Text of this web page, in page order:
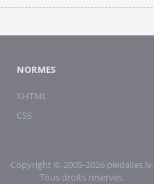
NORMES
XHTML
CSS
Copyright © 2005-2026 piedalies.lv.
Tous droits reserves.